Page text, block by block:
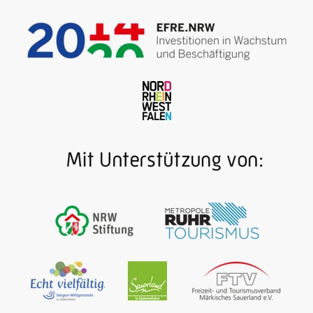
Der Weg ist das Ziel und die Ruhr der Kompass: Auf
dem 240 Kilometer langen RuhrtalRadweg rollen die
bergab oder in ebenem Gelände. Unterwegs gibt es
jede Menge Industriekultur zu erleben. Etappenorte
Duisburg haben ehemalige Fabriken, Hütten,
Zechen, Kraftwerke und Bahnhöfe längst zu
Weiterlesen